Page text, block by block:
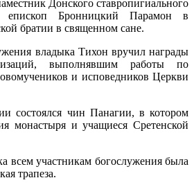
Донского ставропигиального
епископ Бронницкий Парамон в
братии в священном сане.
владыка Тихон вручил награды
выполнявшим работы по
и исповедников Церкви
состоялся чин Панагии, в котором
монастыря и учащиеся Сретенской
всем участникам богослужения была
трапеза.